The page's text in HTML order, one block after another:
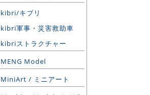
kibri/キブリ
kibri軍事・災害救助車
kibriストラクチャー
MENG Model
MiniArt / ミニアート